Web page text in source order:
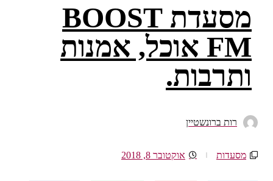
מסעדת BOOST
FM אוכל, אמנות
ותרבות.
רות ברונשטיין
מסעדות אוקטובר 8, 2018